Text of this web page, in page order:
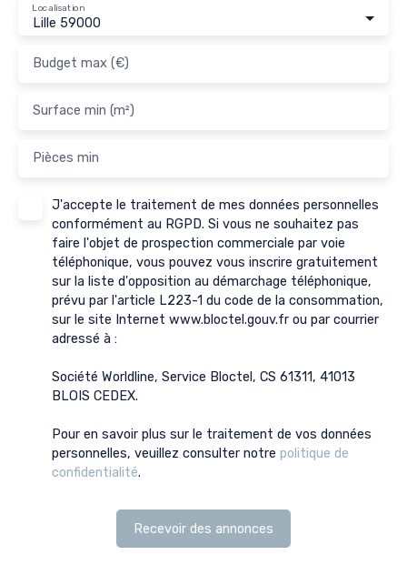
Lille 59000
Localisation
Budget max (€)
Surface min (m²)
Pièces min
J'accepte le traitement de mes données personnelles
conformément au RGPD. Si vous ne souhaitez pas
faire l'objet de prospection commerciale par voie
téléphonique, vous pouvez vous inscrire gratuitement
sur la liste d'opposition au démarchage téléphonique,
prévu par l'article L223-1 du code de la consommation,
sur le site Internet www.bloctel.gouv.fr ou par courrier
adressé à :
Société Worldline, Service Bloctel, CS 61311, 41013
BLOIS CEDEX.
Pour en savoir plus sur le traitement de vos données
personnelles, veuillez consulter notre politique de
confidentialité.
Recevoir des annonces